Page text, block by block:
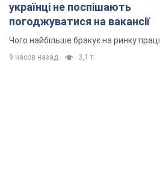
українці не поспішають
погоджуватися на вакансії
Чого найбільше бракує на ринку праці
9 часов назад 3,1 т.